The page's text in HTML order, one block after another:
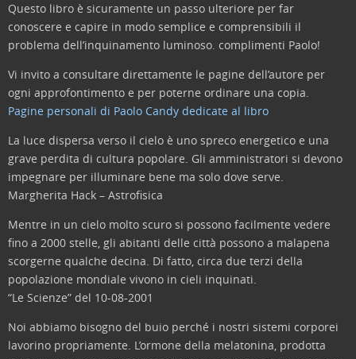
Questo libro è sicuramente un passo ulteriore per far
conoscere e capire in modo semplice e comprensibili il
problema dell’inquinamento luminoso. complimenti Paolo!
Vi invito a consultare direttamente le pagine dell’autore per
ogni approfontimento e per poterne ordinare una copia.
Pagine personali di Paolo Candy dedicate al libro
La luce dispersa verso il cielo è uno spreco energetico e una
grave perdita di cultura popolare. Gli amministratori si devono
impegnare per illuminare bene ma solo dove serve.
Margherita Hack – Astrofisica
Mentre in un cielo molto scuro si possono facilmente vedere
fino a 2000 stelle, gli abitanti delle città possono a malapena
scorgerne qualche decina. Di fatto, circa due terzi della
popolazione mondiale vivono in cieli inquinati.
“Le Scienze” del 10-08-2001
Noi abbiamo bisogno del buio perché i nostri sistemi corporei
lavorino propriamente. L’ormone della melatonina, prodotta